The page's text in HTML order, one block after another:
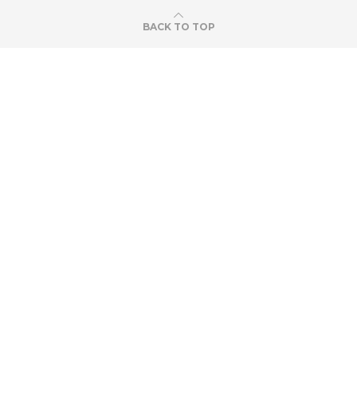
BACK TO TOP